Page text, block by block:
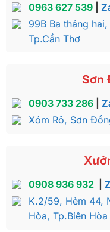
0963 627 539|
99B Ba tháng
Tp.Cần Thơ
Sơn
0903 733 286|
Xóm Rô, Sơn
0908 936 932
K.2/59, Hẻm 44,
Hòa, Tp.Biên Hòa